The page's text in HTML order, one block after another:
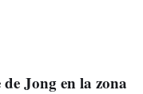
Jong en la zona